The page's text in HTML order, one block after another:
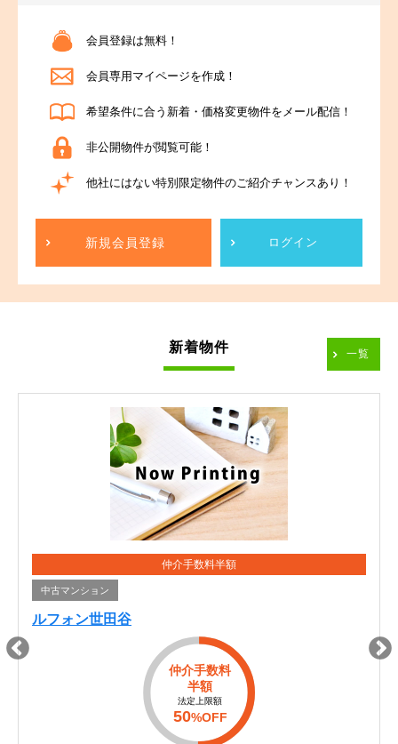
会員登録は無料！
会員専用マイページを作成！
希望条件に合う新着・価格変更物件をメール配信！
非公開物件が閲覧可能！
他社にはない特別限定物件のご紹介チャンスあり！
新規会員登録 ログイン
新着物件 一覧
仲介手数料半額
中古マンション
ルフォン世田谷
仲介手数料
半額
法定上限額
50%OFF